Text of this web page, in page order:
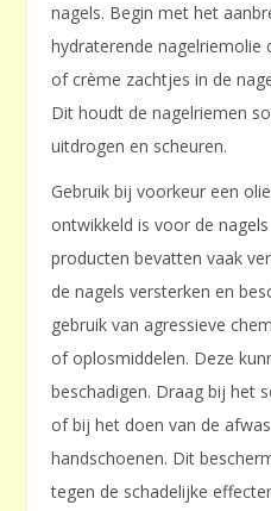
nagels. Begin met het
hydraterende nagelriemolie
of crème zachtjes in de
Dit houdt de nagelriemen
uitdrogen en scheuren.
Gebruik bij voorkeur een
ontwikkeld is voor de
producten bevatten vaak
de nagels versterken en
gebruik van agressieve
of oplosmiddelen. Deze
beschadigen. Draag bij het
of bij het doen van de
handschoenen. Dit
tegen de schadelijke